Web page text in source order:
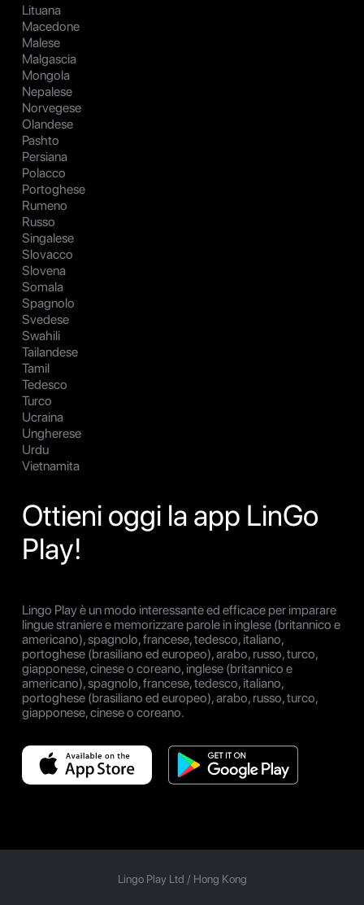
Lituana
Macedone
Malese
Malgascia
Mongola
Nepalese
Norvegese
Olandese
Pashto
Persiana
Polacco
Portoghese
Rumeno
Russo
Singalese
Slovacco
Slovena
Somala
Spagnolo
Svedese
Swahili
Tailandese
Tamil
Tedesco
Turco
Ucraina
Ungherese
Urdu
Vietnamita
Ottieni oggi la app LinGo
Play!
Lingo Play è un modo interessante ed efficace per imparare
lingue straniere e memorizzare parole in inglese (britannico e
americano), spagnolo, francese, tedesco, italiano,
portoghese (brasiliano ed europeo), arabo, russo, turco,
giapponese, cinese o coreano, inglese (britannico e
americano), spagnolo, francese, tedesco, italiano,
portoghese (brasiliano ed europeo), arabo, russo, turco,
giapponese, cinese o coreano.
Lingo Play Ltd / Hong Kong